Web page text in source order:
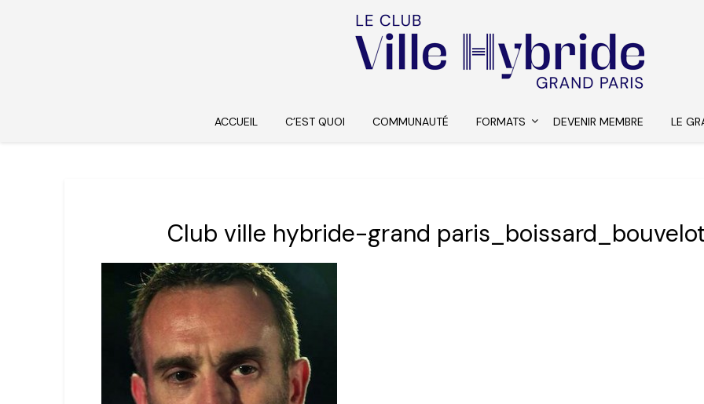
ACCUEIL C’EST QUOI COMMUNAUTÉ FORMATS DEVENIR MEMBRE LE
Club ville hybride-grand